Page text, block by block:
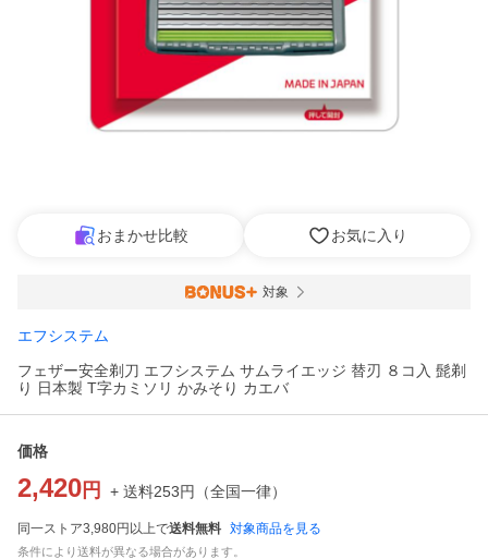
おまかせ比較 お気に入り
対象
エフシステム
フェザー安全剃刀 エフシステム サムライエッジ 替刃 ８コ入 髭剃
り 日本製 T字カミソリ かみそり カエバ
価格
2,420 円 + 送料253円 （全国一律）
同一ストア3,980円以上で送料無料 対象商品を見る
条件により送料が異なる場合があります。